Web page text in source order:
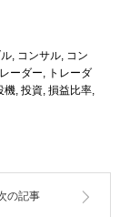
, コンサル, コン
ーダー, トレーダ
機, 投資, 損益比率,
の記事